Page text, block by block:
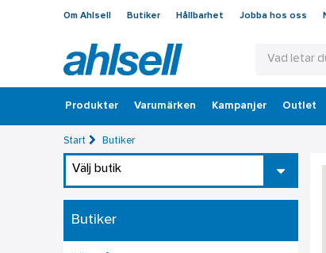
Om Ahlsell Butiker Hållbarhet Jobba hos oss
Produkter Varumärken Kampanjer Outlet
Start Butiker
Välj butik
Butiker